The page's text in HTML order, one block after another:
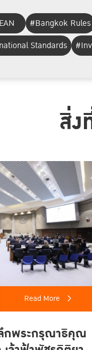
#Bangkok Rules
Standards
สิ่ง
Read More
ลึกพระกรุณาธิคุณ